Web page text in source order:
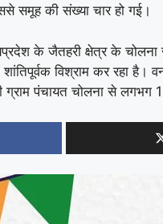
समूह की संख्या चार हो गई।
के जैतहरी क्षेत्र के
विश्राम कर रहा है।
पंचायत चोलना से लगभग